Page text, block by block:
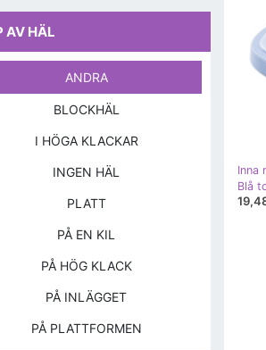
Inna
Blå
AV HÄL
ANDRA
BLOCKHÄL
I HÖGA KLACKAR
INGEN HÄL
PLATT
PÅ EN KIL
PÅ HÖG KLACK
PÅ INLÄGGET
PÅ PLATTFORMEN